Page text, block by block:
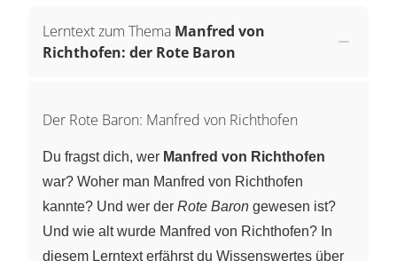
Lerntext zum Thema Manfred von
Richthofen: der Rote Baron
Der Rote Baron: Manfred von Richthofen
Du fragst dich, wer Manfred von Richthofen
war? Woher man Manfred von Richthofen
kannte? Und wer der Rote Baron gewesen ist?
Und wie alt wurde Manfred von Richthofen? In
diesem Lerntext erfährst du Wissenswertes über